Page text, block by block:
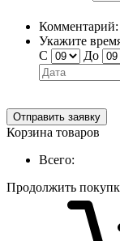
Комментарий:
Укажите
С
До
Отправить заявку
Корзина товаров
Всего:
Продолжить